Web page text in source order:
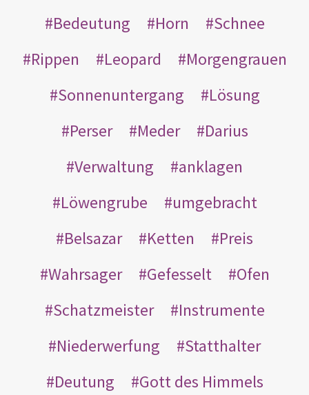
Bedeutung
Horn
Schnee
Rippen
Leopard
Morgengrauen
Sonnenuntergang
Lösung
Perser
Meder
Darius
Verwaltung
anklagen
Löwengrube
umgebracht
Belsazar
Ketten
Preis
Wahrsager
Gefesselt
Ofen
Schatzmeister
Instrumente
Niederwerfung
Statthalter
Deutung
Gott des Himmels